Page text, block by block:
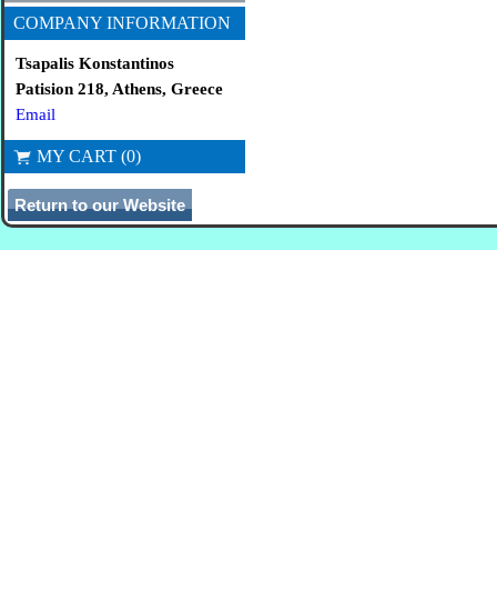
COMPANY INFORMATION
Tsapalis Konstantinos
Patision 218, Athens, Greece
Email
MY CART (0)